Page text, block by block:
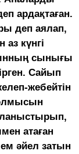
ардақтаған.
деп аялап,
аз күнгі
сынығы
Сайып
жебейтін
атаған
әйел затын